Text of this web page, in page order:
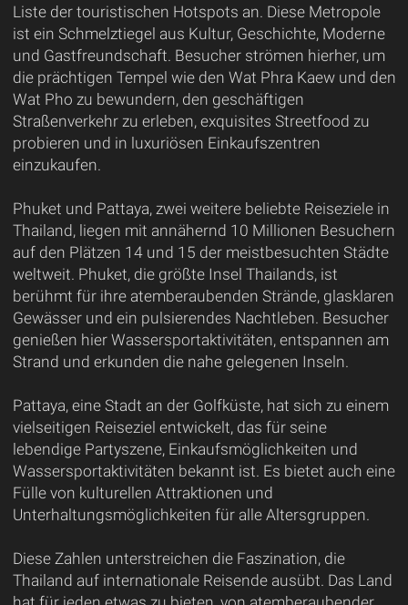
Liste der touristischen Hotspots an. Diese Metropole
ist ein Schmelztiegel aus Kultur, Geschichte, Moderne
und Gastfreundschaft. Besucher strömen hierher, um
die prächtigen Tempel wie den Wat Phra Kaew und den
Wat Pho zu bewundern, den geschäftigen
Straßenverkehr zu erleben, exquisites Streetfood zu
probieren und in luxuriösen Einkaufszentren
einzukaufen.
Phuket und Pattaya, zwei weitere beliebte Reiseziele in
Thailand, liegen mit annähernd 10 Millionen Besuchern
auf den Plätzen 14 und 15 der meistbesuchten Städte
weltweit. Phuket, die größte Insel Thailands, ist
berühmt für ihre atemberaubenden Strände, glasklaren
Gewässer und ein pulsierendes Nachtleben. Besucher
genießen hier Wassersportaktivitäten, entspannen am
Strand und erkunden die nahe gelegenen Inseln.
Pattaya, eine Stadt an der Golfküste, hat sich zu einem
vielseitigen Reiseziel entwickelt, das für seine
lebendige Partyszene, Einkaufsmöglichkeiten und
Wassersportaktivitäten bekannt ist. Es bietet auch eine
Fülle von kulturellen Attraktionen und
Unterhaltungsmöglichkeiten für alle Altersgruppen.
Diese Zahlen unterstreichen die Faszination, die
Thailand auf internationale Reisende ausübt. Das Land